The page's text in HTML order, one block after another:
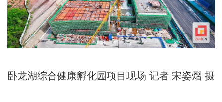
卧龙湖综合健康孵化园项目现场 记者 宋姿熠 摄